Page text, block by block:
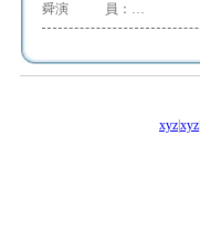
舜演 員：…
xyzxyz